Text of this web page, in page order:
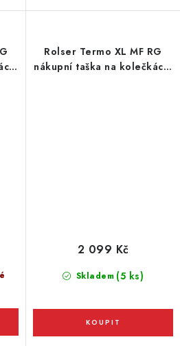
Rolser Termo XL MF RG
nákupní taška na kolečkách,
Skladem (5 ks)
2 099 Kč